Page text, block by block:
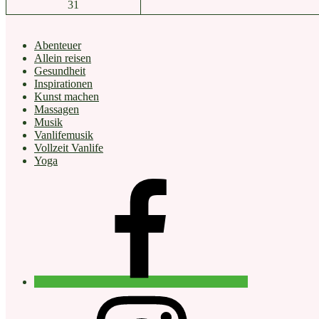
31
Abenteuer
Allein reisen
Gesundheit
Inspirationen
Kunst machen
Massagen
Musik
Vanlifemusik
Vollzeit Vanlife
Yoga